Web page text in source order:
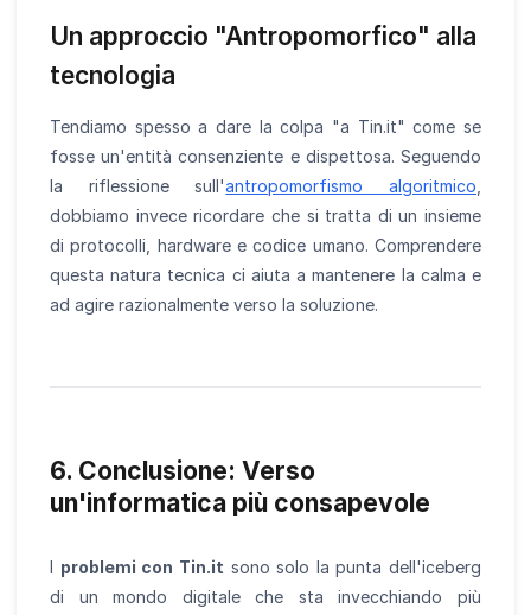
Un approccio "Antropomorfico" alla
tecnologia
Tendiamo spesso a dare la colpa "a Tin.it" come se
fosse un'entità consenziente e dispettosa. Seguendo
la riflessione sull'antropomorfismo algoritmico
dobbiamo invece ricordare che si tratta di un insieme
di protocolli, hardware e codice umano. Comprendere
questa natura tecnica ci aiuta a mantenere la calma e
ad agire razionalmente verso la soluzione.
6. Conclusione: Verso
un'informatica più consapevole
I problemi con Tin.it sono solo la punta dell'iceberg
di un mondo digitale che sta invecchiando più